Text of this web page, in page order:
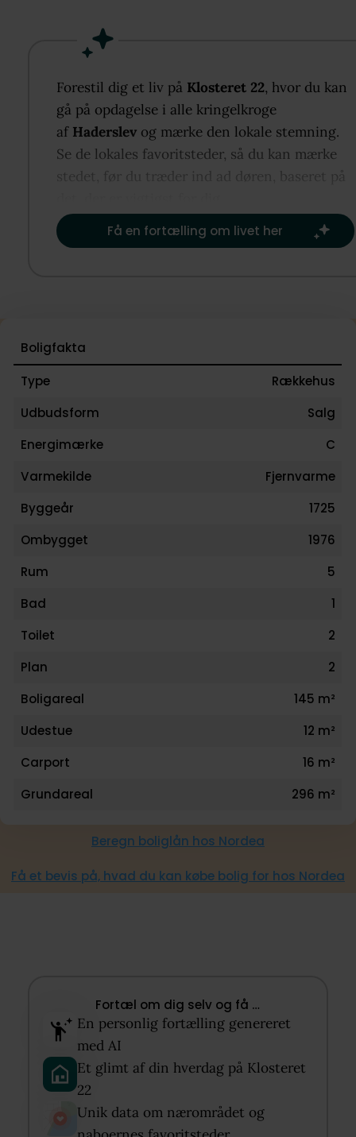
badeværelse samt et gæstetoilet. De synlige
stemning og vidner om husets historie og den
der gennem århundreder har præget
Ejendommen er samtidig energioptimeret og har et
nyere gennemfarvet tegltag fra 2011, hvilket gør
både økonomisk og komfortabel at bo i.
Forestil dig et liv på Klosteret 22, hvor du kan
gå på opdagelse i alle kringelkroge
af Haderslev og mærke den lokale stemning.
Se de lokales favoritsteder, så du kan mærke
stedet, før du træder ind ad døren, baseret på
Få en fortælling om livet her
Boligfakta
Type
Rækkehus
Udbudsform
Salg
Energimærke
C
Varmekilde
Fjernvarme
Byggeår
1725
Ombygget
1976
Rum
5
Bad
1
Toilet
2
Plan
2
Boligareal
145 m²
Udestue
12 m²
Carport
16 m²
Grundareal
296 m²
Beregn boliglån hos Nordea
Få et bevis på, hvad du kan købe bolig for hos Nordea
Fortæl om dig selv og få …​
En personlig fortælling genereret
med AI​
Et glimt af din hverdag på Klosteret
22​
Unik data om nærområdet og